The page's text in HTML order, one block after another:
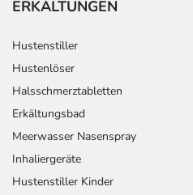
ERKÄLTUNGEN
Hustenstiller
Hustenlöser
Halsschmerztabletten
Erkältungsbad
Meerwasser Nasenspray
Inhaliergeräte
Hustenstiller Kinder